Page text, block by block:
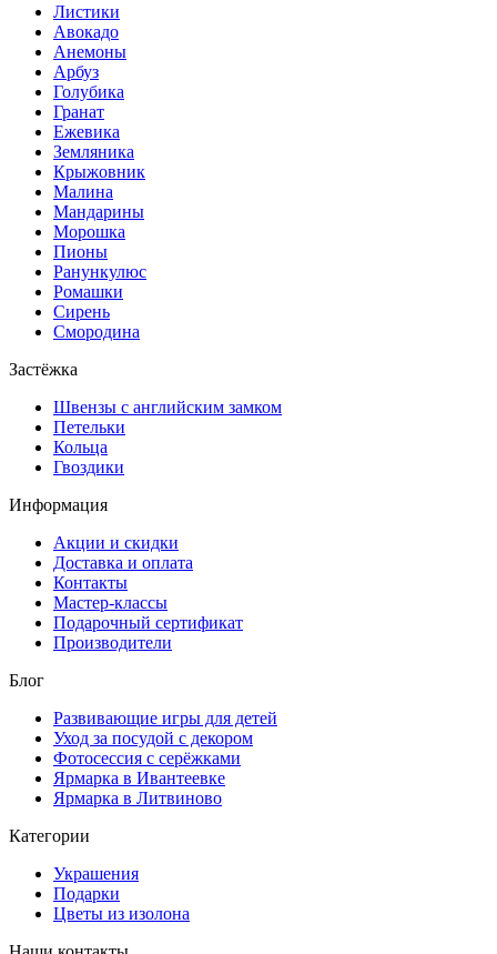
Листики
Авокадо
Анемоны
Арбуз
Голубика
Гранат
Ежевика
Земляника
Крыжовник
Малина
Мандарины
Морошка
Пионы
Ранункулюс
Ромашки
Сирень
Смородина
Застёжка
Швензы с английским замком
Петельки
Кольца
Гвоздики
Информация
Акции и скидки
Доставка и оплата
Контакты
Мастер-классы
Подарочный сертификат
Производители
Блог
Развивающие игры для детей
Уход за посудой с декором
Фотосессия с серёжками
Ярмарка в Ивантеевке
Ярмарка в Литвиново
Категории
Украшения
Подарки
Цветы из изолона